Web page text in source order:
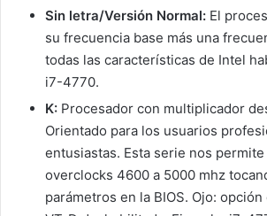
Sin letra/Versión Normal: El
su frecuencia base más una
todas las características de Intel
i7-4770.
K: Procesador con multiplicador
Orientado para los usuarios
entusiastas. Esta serie nos
overclocks 4600 a 5000 mhz
parámetros en la BIOS. Ojo: